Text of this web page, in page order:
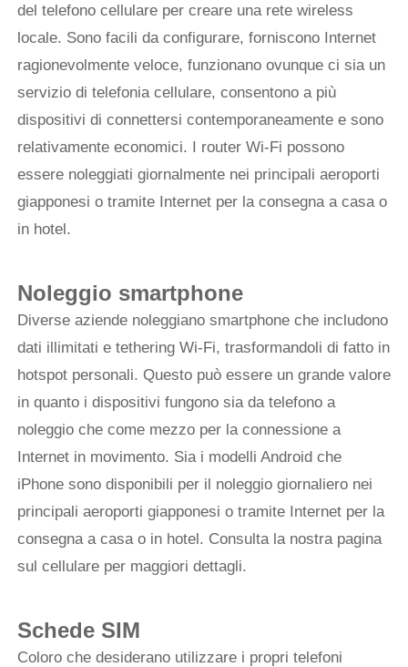
del telefono cellulare per creare una rete wireless
locale. Sono facili da configurare, forniscono Internet
ragionevolmente veloce, funzionano ovunque ci sia un
servizio di telefonia cellulare, consentono a più
dispositivi di connettersi contemporaneamente e sono
relativamente economici. I router Wi-Fi possono
essere noleggiati giornalmente nei principali aeroporti
giapponesi o tramite Internet per la consegna a casa o
in hotel.
Noleggio smartphone
Diverse aziende noleggiano smartphone che includono
dati illimitati e tethering Wi-Fi, trasformandoli di fatto in
hotspot personali. Questo può essere un grande valore
in quanto i dispositivi fungono sia da telefono a
noleggio che come mezzo per la connessione a
Internet in movimento. Sia i modelli Android che
iPhone sono disponibili per il noleggio giornaliero nei
principali aeroporti giapponesi o tramite Internet per la
consegna a casa o in hotel. Consulta la nostra pagina
sul cellulare per maggiori dettagli.
Schede SIM
Coloro che desiderano utilizzare i propri telefoni